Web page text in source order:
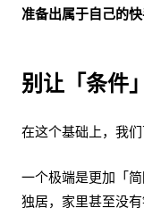
准备出属于自己的快
别让「条件
在这个基础上，我
一个极端是更加「
独居，家里甚至没